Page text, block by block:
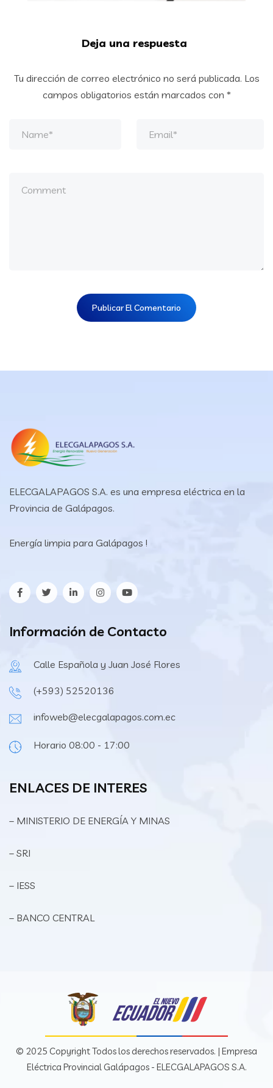
Deja una respuesta
Tu dirección de correo electrónico no será publicada. Los
campos obligatorios están marcados con *
ELECGALAPAGOS S.A. es una empresa eléctrica en la
Provincia de Galápagos.
Energía limpia para Galápagos !
Información de Contacto
Calle Española y Juan José Flores
(+593) 52520136
infoweb@elecgalapagos.com.ec
Horario 08:00 - 17:00
ENLACES DE INTERES
– MINISTERIO DE ENERGÍA Y MINAS
– SRI
– IESS
– BANCO CENTRAL
© 2025 Copyright Todos los derechos reservados. | Empresa
Eléctrica Provincial Galápagos - ELECGALAPAGOS S.A.